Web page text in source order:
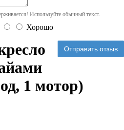
Используйте обычный текст.
Хорошо
Отправить отзыв
1 мотор)